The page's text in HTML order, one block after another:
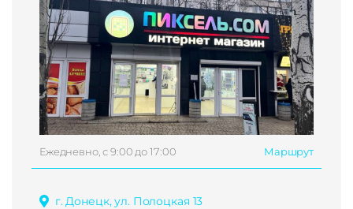
Ежедневно, с 9:00 до 17:00 Маршрут
г. Донецк, ул. Полоцкая 13